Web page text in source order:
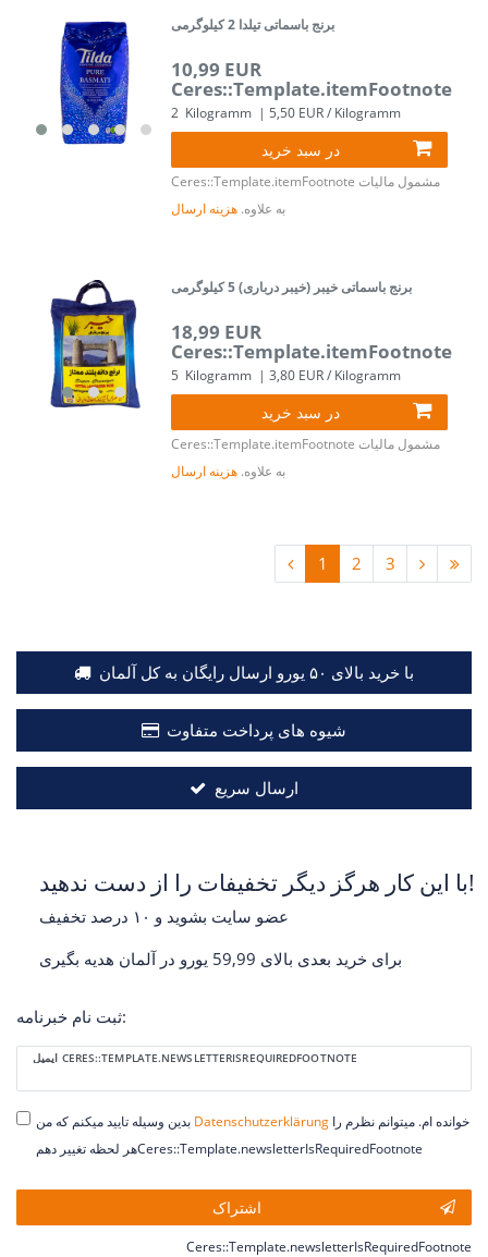
برنج باسماتی تیلدا 2 کیلوگرمی
10,99 EUR
Ceres::Template.itemFootnote
2 Kilogramm | 5,50 EUR / Kilogramm
در سبد خرید
Ceres::Template.itemFootnote مشمول مالیات
به علاوه. هزینه ارسال
برنج باسماتی خیبر (خیبر درباری) 5 کیلوگرمی
18,99 EUR
Ceres::Template.itemFootnote
5 Kilogramm | 3,80 EUR / Kilogramm
در سبد خرید
Ceres::Template.itemFootnote مشمول مالیات
به علاوه. هزینه ارسال
1 2 3
با خرید بالای ۵۰ یورو ارسال رایگان به کل آلمان
شیوه های پرداخت متفاوت
ارسال سریع
با این کار هرگز دیگر تخفیفات را از دست ندهید!
برای خرید بعدی بالای 59,99 یورو در آلمان هدیه بگیری
ثبت نام خبرنامه:
ایمیل CERES::TEMPLATE.NEWSLETTERISREQUIREDFOOTNOTE
Ceres::Template.newsletterHoneypotLabel
بدین وسیله تایید میکنم که من Daten­schutz­erklärungخوانده ام. میتوانم نظرم را
هر لحظه تغییر دهمCeres::Template.newsletterIsRequiredFootnote
اشتراک
Ceres::Template.newsletterIsRequiredFootnote